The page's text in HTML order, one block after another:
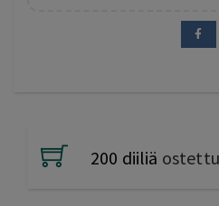
200 diiliä ostettu